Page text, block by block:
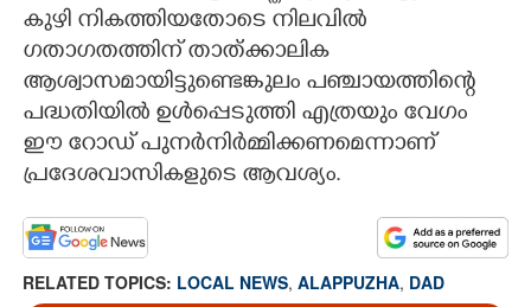
കുഴി നികത്തിയതോടെ നിലവിൽ
ഗതാഗതത്തിന് താത്ക്കാലിക
ആശ്വാസമായിട്ടുണ്ടെങ്കുലം പഞ്ചായത്തിന്റെ
പദ്ധതിയിൽ ഉൾപ്പെടുത്തി എത്രയും വേഗം
ഈ റോഡ് പുനർനിർമ്മിക്കണമെന്നാണ്
പ്രദേശവാസികളുടെ ആവശ്യം.
RELATED TOPICS: LOCAL NEWS, ALAPPUZHA, DAD